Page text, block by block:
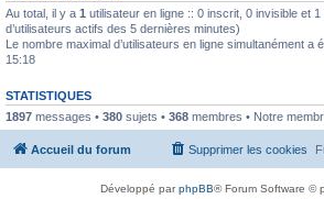
Au total, il y a 1 utilisateur en ligne :: 0 inscrit, 0 invisible et
d’utilisateurs actifs des 5 dernières minutes)
Le nombre maximal d’utilisateurs en ligne simultanément a
15:18
STATISTIQUES
1897 messages • 380 sujets • 368 membres • Notre
Accueil du forum Supprimer les cookies
Développé parphpBB® Forum Software ©